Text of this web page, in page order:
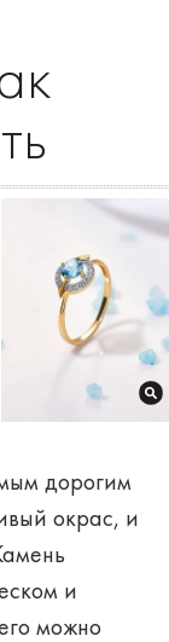
дорогим
окрас, и
и
можно